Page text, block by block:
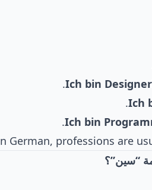
Ich bin
Ich
Ich bin
German, professions are
“سين”؟